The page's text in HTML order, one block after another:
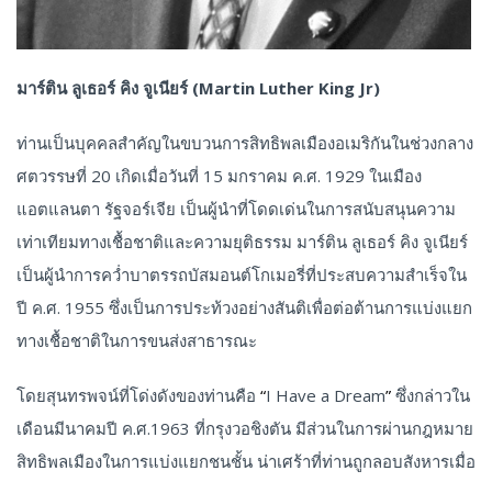
มาร์ติน ลูเธอร์ คิง จูเนียร์ (Martin Luther King Jr)
ท่านเป็นบุคคลสำคัญในขบวนการสิทธิพลเมืองอเมริกันในช่วงกลาง
ศตวรรษที่ 20 เกิดเมื่อวันที่ 15 มกราคม ค.ศ. 1929 ในเมือง
แอตแลนตา รัฐจอร์เจีย เป็นผู้นำที่โดดเด่นในการสนับสนุนความ
เท่าเทียมทางเชื้อชาติและความยุติธรรม มาร์ติน ลูเธอร์ คิง จูเนียร์
เป็นผู้นำการคว่ำบาตรรถบัสมอนต์โกเมอรี่ที่ประสบความสำเร็จใน
ปี ค.ศ. 1955 ซึ่งเป็นการประท้วงอย่างสันติเพื่อต่อต้านการแบ่งแยก
ทางเชื้อชาติในการขนส่งสาธารณะ
โดยสุนทรพจน์ที่โด่งดังของท่านคือ “I Have a Dream” ซึ่งกล่าวใน
เดือนมีนาคมปี ค.ศ.1963 ที่กรุงวอชิงตัน มีส่วนในการผ่านกฎหมาย
สิทธิพลเมืองในการแบ่งแยกชนชั้น น่าเศร้าที่ท่านถูกลอบสังหารเมื่อ